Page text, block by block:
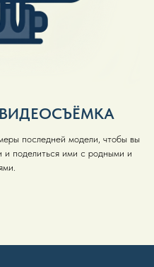
последней модели, чтобы вы
и поделиться ими с родными и